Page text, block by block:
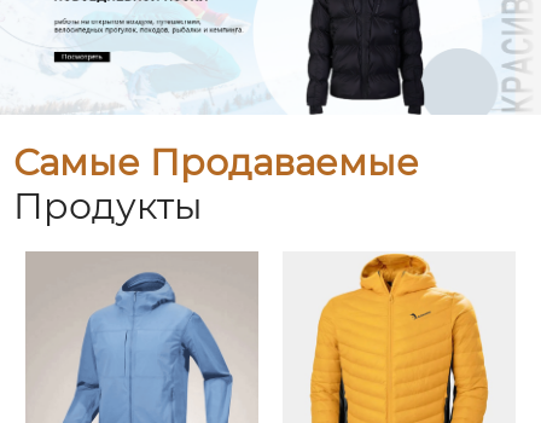
Самые Продаваемые
Продукты